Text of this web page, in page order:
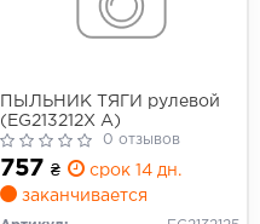
ПЫЛЬНИК ТЯГИ рулевой
(EG213212X A)
0 отзывов
757 ₴
срок 14 дн.
заканчивается